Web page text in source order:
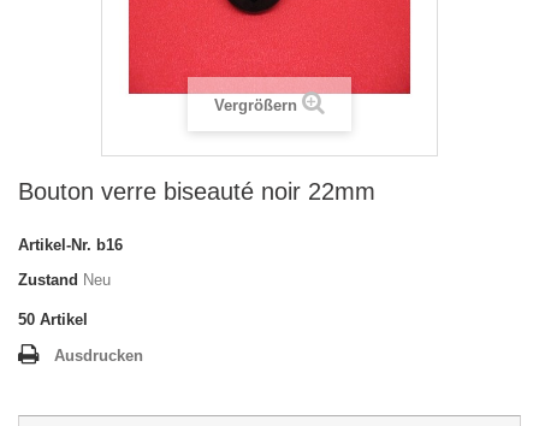
Vergrößern
Bouton verre biseauté noir 22mm
Artikel-Nr. b16
Zustand Neu
50 Artikel
Ausdrucken